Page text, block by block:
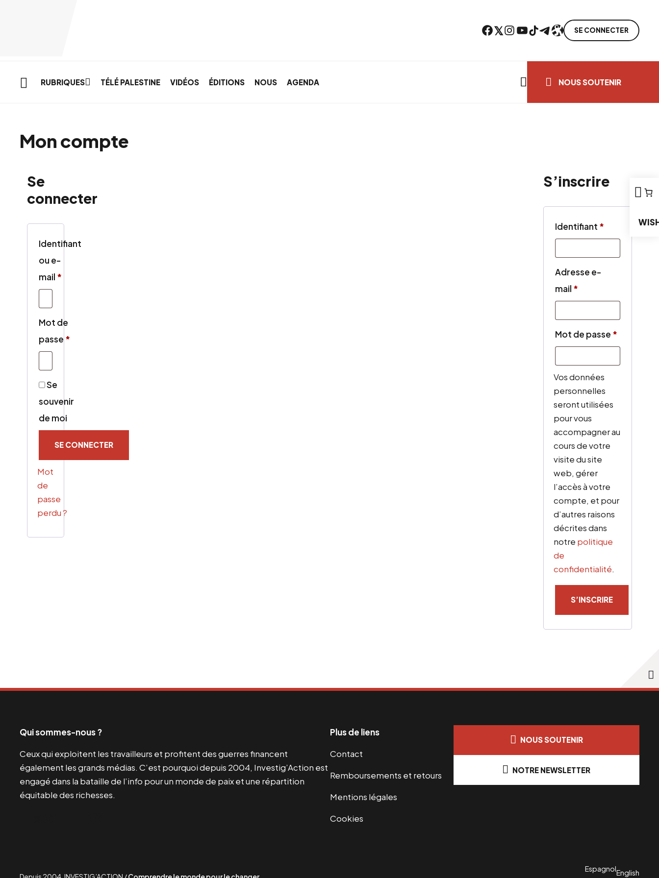
Facebook Twitter Instagram YouTube TikTok TelegramLien SE CONNECTER
RUBRIQUES TÉLÉ PALESTINE VIDÉOS ÉDITIONS NOUS AGENDA NOUS SOUTENIR
Mon compte
Se
connecter
Identifiant
ou e-
mail *
Mot de
passe *
Se
souvenir
de moi
SE CONNECTER
Mot
de
passe
perdu ?
S’inscrire
Identifiant * Obligatoire
Adresse e-
mail *
Mot de passe *
Vos données
personnelles
seront utilisées
pour vous
accompagner au
cours de votre
visite du site
web, gérer
l’accès à votre
compte, et pour
d’autres raisons
décrites dans
notre politique
de
confidentialité.
S’INSCRIRE
Qui sommes-nous ?
Ceux qui exploitent les travailleurs et profitent des guerres financent
également les grands médias. C’est pourquoi depuis 2004, Investig’Action est
engagé dans la bataille de l’info pour un monde de paix et une répartition
équitable des richesses.
Plus de liens
Contact
Remboursements et retours
Mentions légales
Cookies
NOUS SOUTENIR
NOTRE NEWSLETTER
EspagnolEnglish